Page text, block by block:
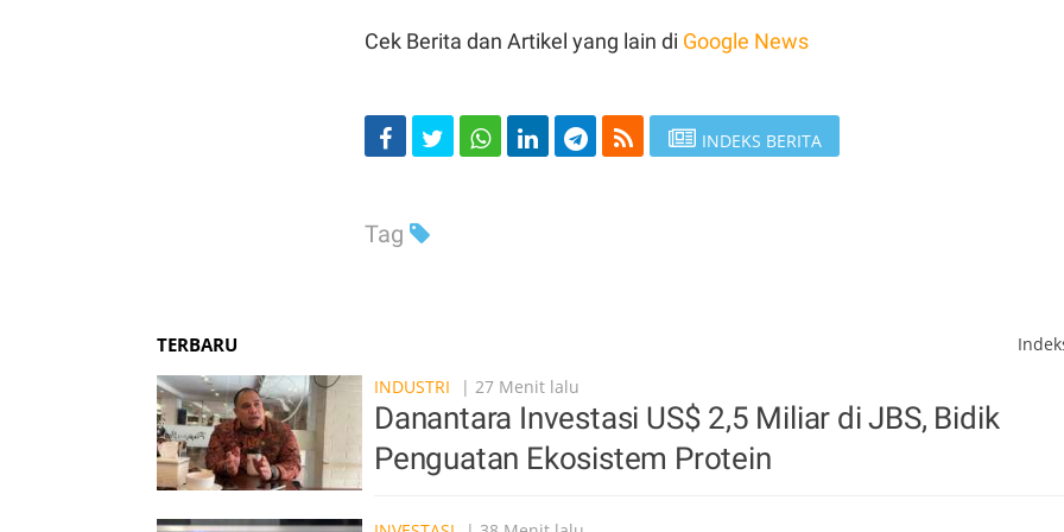
Cek Berita dan Artikel yang lain di Google News
INDEKS BERITA
Tag
TERBARU
INDUSTRI
| 27 Menit lalu
Danantara Investasi US$ 2,5 Miliar di JBS, Bidik
Penguatan Ekosistem Protein